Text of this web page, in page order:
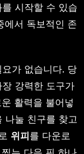
시작할 수 있습
에서 독보적인 존
가 없습니다. 당
강력한 도구가
활력을 불어넣
나눌 친구를 찾고
위피를 다운로